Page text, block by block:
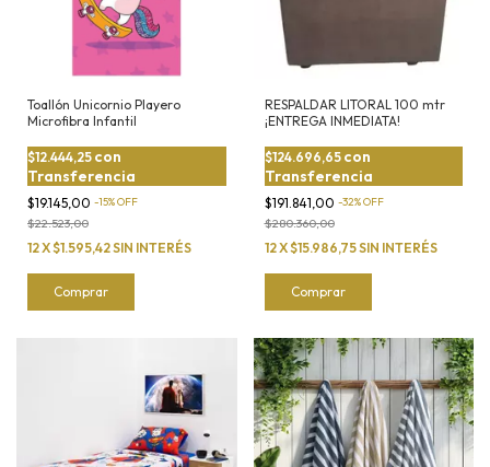
Toallón Unicornio Playero
Microfibra Infantil
$19.145,00 -15%OFF
$22.523,00
$12.444,25 con
Transferencia
12X$1.595,42SIN INTERÉS
Comprar
RESPALDAR LITORAL 100 mtr
¡ENTREGA INMEDIATA!
$191.841,00 -32%OFF
$280.360,00
$124.696,65 con
Transferencia
12X$15.986,75SIN INTERÉS
Comprar